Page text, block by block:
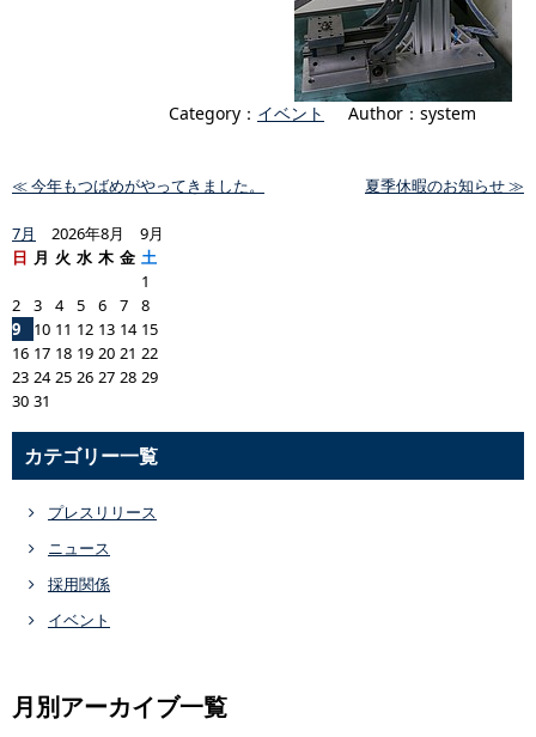
Category： イベント Author：system
≪ 今年もつばめがやってきました。 夏季休暇のお知らせ ≫
7月
2026年8月 9月
日 月 火 水 木 金 土
1
2
3 4 5 6 7
8
9
10 11 12 13 14 15
16 17 18 19 20 21 22
23 24 25 26 27 28 29
30 31
カテゴリー一覧
プレスリリース
ニュース
採用関係
イベント
月別アーカイブ一覧